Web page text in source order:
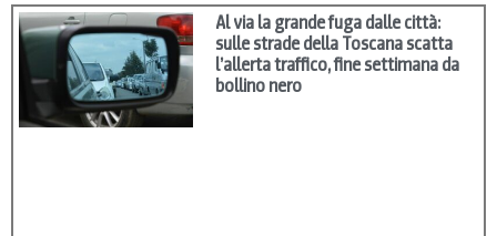
Al via la grande fuga dalle città:
sulle strade della Toscana scatta
l’allerta traffico, fine settimana da
bollino nero